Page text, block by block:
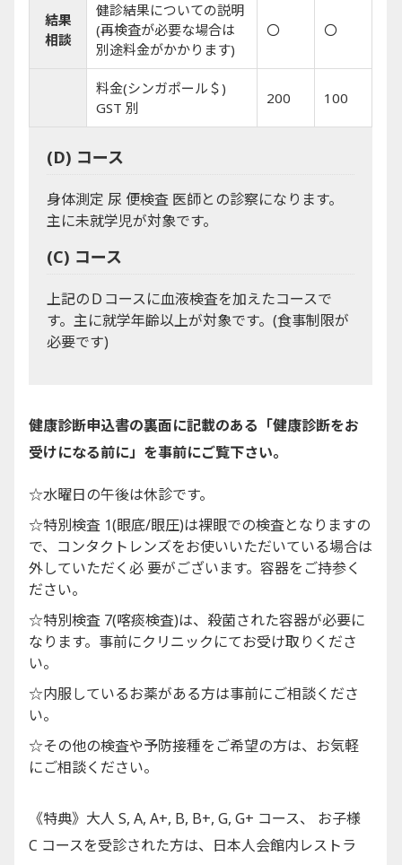
結果
相談
健診結果についての説明
(再検査が必要な場合は
別途料金がかかります)
〇 〇
料金(シンガポール＄)
GST 別
200 100
(D) コース
身体測定 尿 便検査 医師との診察になります。
主に未就学児が対象です。
(C) コース
上記のＤコースに血液検査を加えたコースで
す。主に就学年齢以上が対象です。(食事制限が
必要です)
健康診断申込書の裏面に記載のある「健康診断をお
受けになる前に」を事前にご覧下さい。
☆水曜日の午後は休診です。
☆特別検査 1(眼底/眼圧)は裸眼での検査となりますの
で、コンタクトレンズをお使いいただいている場合は
外していただく必 要がございます。容器をご持参く
ださい。
☆特別検査 7(喀痰検査)は、殺菌された容器が必要に
なります。事前にクリニックにてお受け取りくださ
い。
☆内服しているお薬がある方は事前にご相談くださ
い。
☆その他の検査や予防接種をご希望の方は、お気軽
にご相談ください。
《特典》大人 S, A, A+, B, B+, G, G+ コース、 お子様
C コースを受診された方は、日本人会館内レストラ